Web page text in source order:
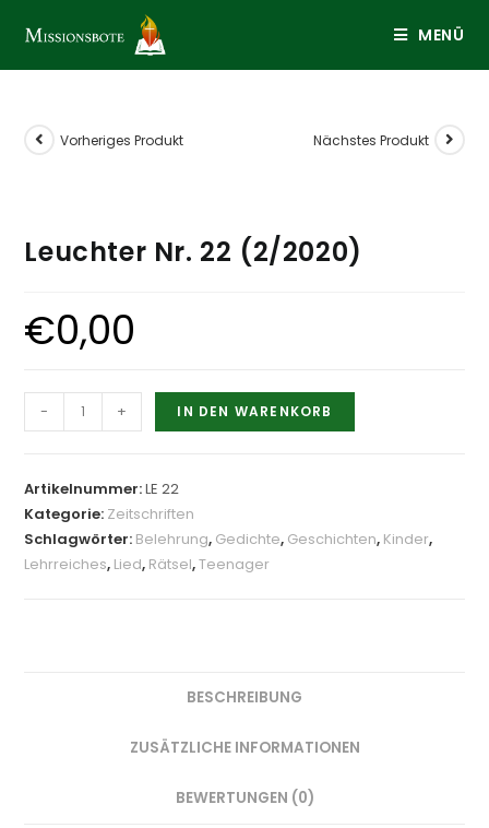
Inhalt
springen
MENÜ
Vorheriges Produkt Nächstes Produkt
Leuchter Nr. 22 (2/2020)
€0,00
Leuchter
Nr.
(2/2020)
Menge
- + IN DEN WARENKORB
Artikelnummer:LE 22
Kategorie: Zeitschriften
Schlagwörter: Belehrung, Gedichte, Geschichten, Kinder,
Lehrreiches, Lied, Rätsel,Teenager
BESCHREIBUNG
ZUSÄTZLICHE INFORMATIONEN
BEWERTUNGEN (0)